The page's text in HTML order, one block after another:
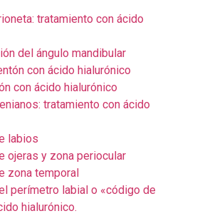
tratamiento con ácido
del ángulo mandibular
con ácido hialurónico
con ácido hialurónico
tratamiento con ácido
labios
ojeras y zona periocular
zona temporal
perímetro labial o «código de
hialurónico.